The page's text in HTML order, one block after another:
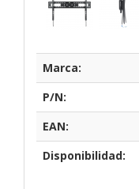
Marca:
P/N:
EAN:
Disponibilidad: